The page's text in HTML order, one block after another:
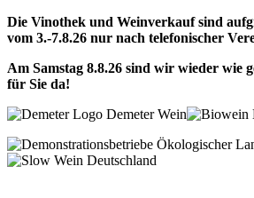
Die Vinothek und Weinverkauf sind
vom 3.-7.8.26 nur nach telefonischer
Am Samstag 8.8.26 sind wir wieder wie
für Sie da!